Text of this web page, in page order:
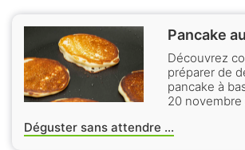
Pancake
Découvrez
préparer de
pancake à
20
Déguster sans attendre ...